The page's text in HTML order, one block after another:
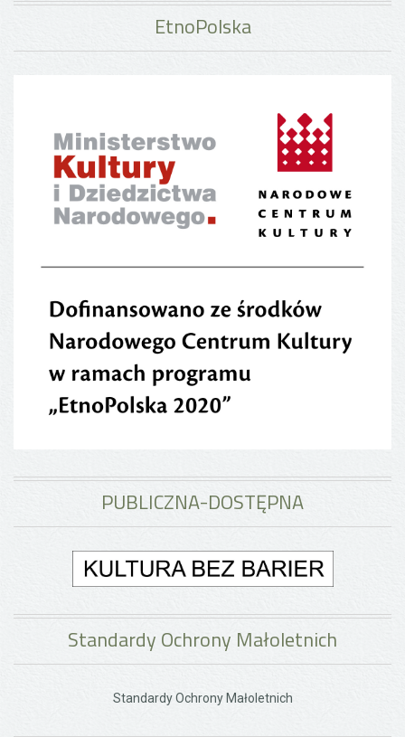
EtnoPolska
PUBLICZNA-DOSTĘPNA
Standardy Ochrony Małoletnich
Standardy Ochrony Małoletnich